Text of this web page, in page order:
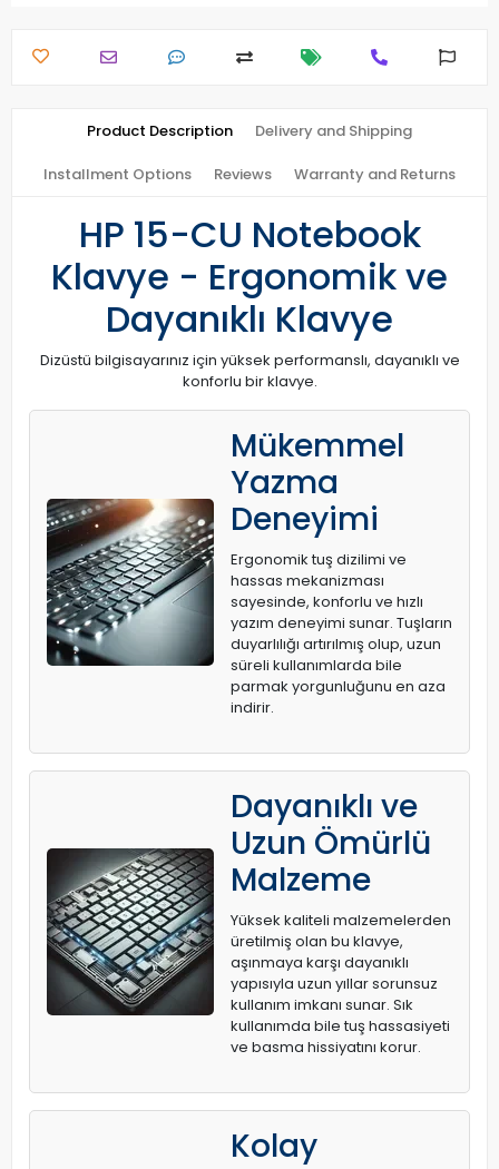
Product Description Delivery and Shipping
Installment Options Reviews Warranty and Returns
HP 15-CU Notebook
Klavye - Ergonomik ve
Dayanıklı Klavye
Dizüstü bilgisayarınız için yüksek performanslı, dayanıklı ve
konforlu bir klavye.
Mükemmel
Yazma
Deneyimi
Ergonomik tuş dizilimi ve
hassas mekanizması
sayesinde, konforlu ve hızlı
yazım deneyimi sunar. Tuşların
duyarlılığı artırılmış olup, uzun
süreli kullanımlarda bile
parmak yorgunluğunu en aza
indirir.
Dayanıklı ve
Uzun Ömürlü
Malzeme
Yüksek kaliteli malzemelerden
üretilmiş olan bu klavye,
aşınmaya karşı dayanıklı
yapısıyla uzun yıllar sorunsuz
kullanım imkanı sunar. Sık
kullanımda bile tuş hassasiyeti
ve basma hissiyatını korur.
Kolay